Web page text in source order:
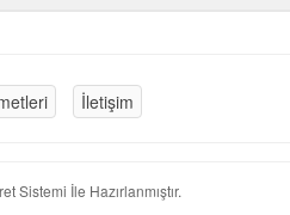
İletişim
Sistemi İle Hazırlanmıştır.